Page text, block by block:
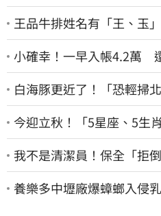
王品牛排姓名有「王、玉
小確幸！一早入帳4.2萬
白海豚更近了！「恐輕掃
今迎立秋！「5星座、5生
我不是清潔員！保全「拒
法院討公道結果出爐
養樂多中壢廠爆蟑螂入侵